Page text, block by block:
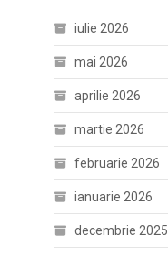
iulie 2026
mai 2026
aprilie 2026
martie 2026
februarie 2026
ianuarie 2026
decembrie 2025